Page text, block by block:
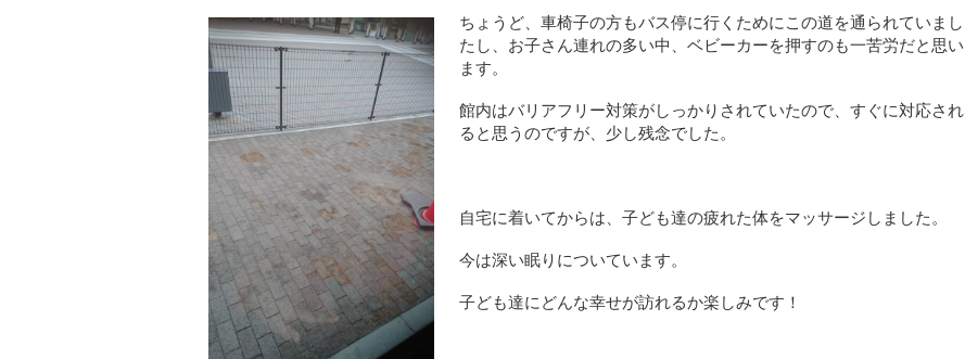
ちょうど、車椅子の方もバス停に行くためにこの道を通られていまし
たし、お子さん連れの多い中、ベビーカーを押すのも一苦労だと思い
ます。
館内はバリアフリー対策がしっかりされていたので、すぐに対応され
ると思うのですが、少し残念でした。
自宅に着いてからは、子ども達の疲れた体をマッサージしました。
今は深い眠りについています。
子ども達にどんな幸せが訪れるか楽しみです！